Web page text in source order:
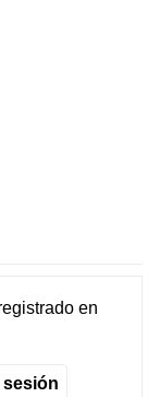
en
sesión